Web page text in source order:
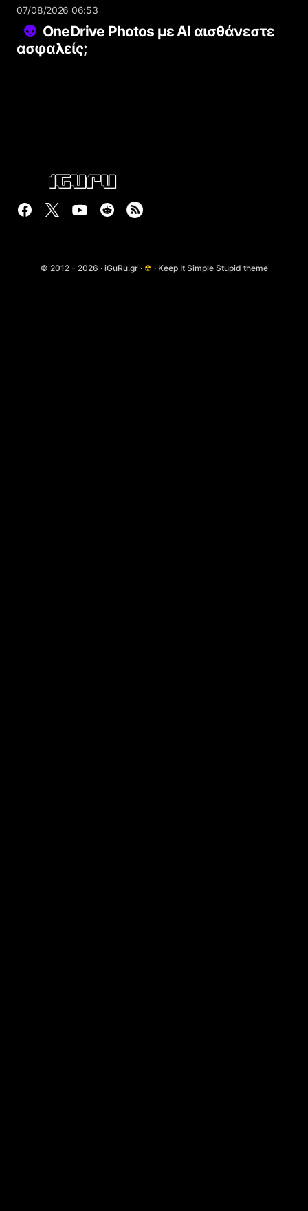
07/08/2026 06:53
OneDrive Photos με AI αισθάνεστε
ασφαλείς;
© 2012 - 2026 · iGuRu.gr · ☢ · Keep It Simple Stupid theme